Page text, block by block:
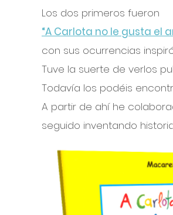
Los dos primeros fueron
“A Carlota no le gusta el
con sus ocurrencias
Tuve la suerte de verlos
Todavía los podéis
A partir de ahí he
seguido inventando